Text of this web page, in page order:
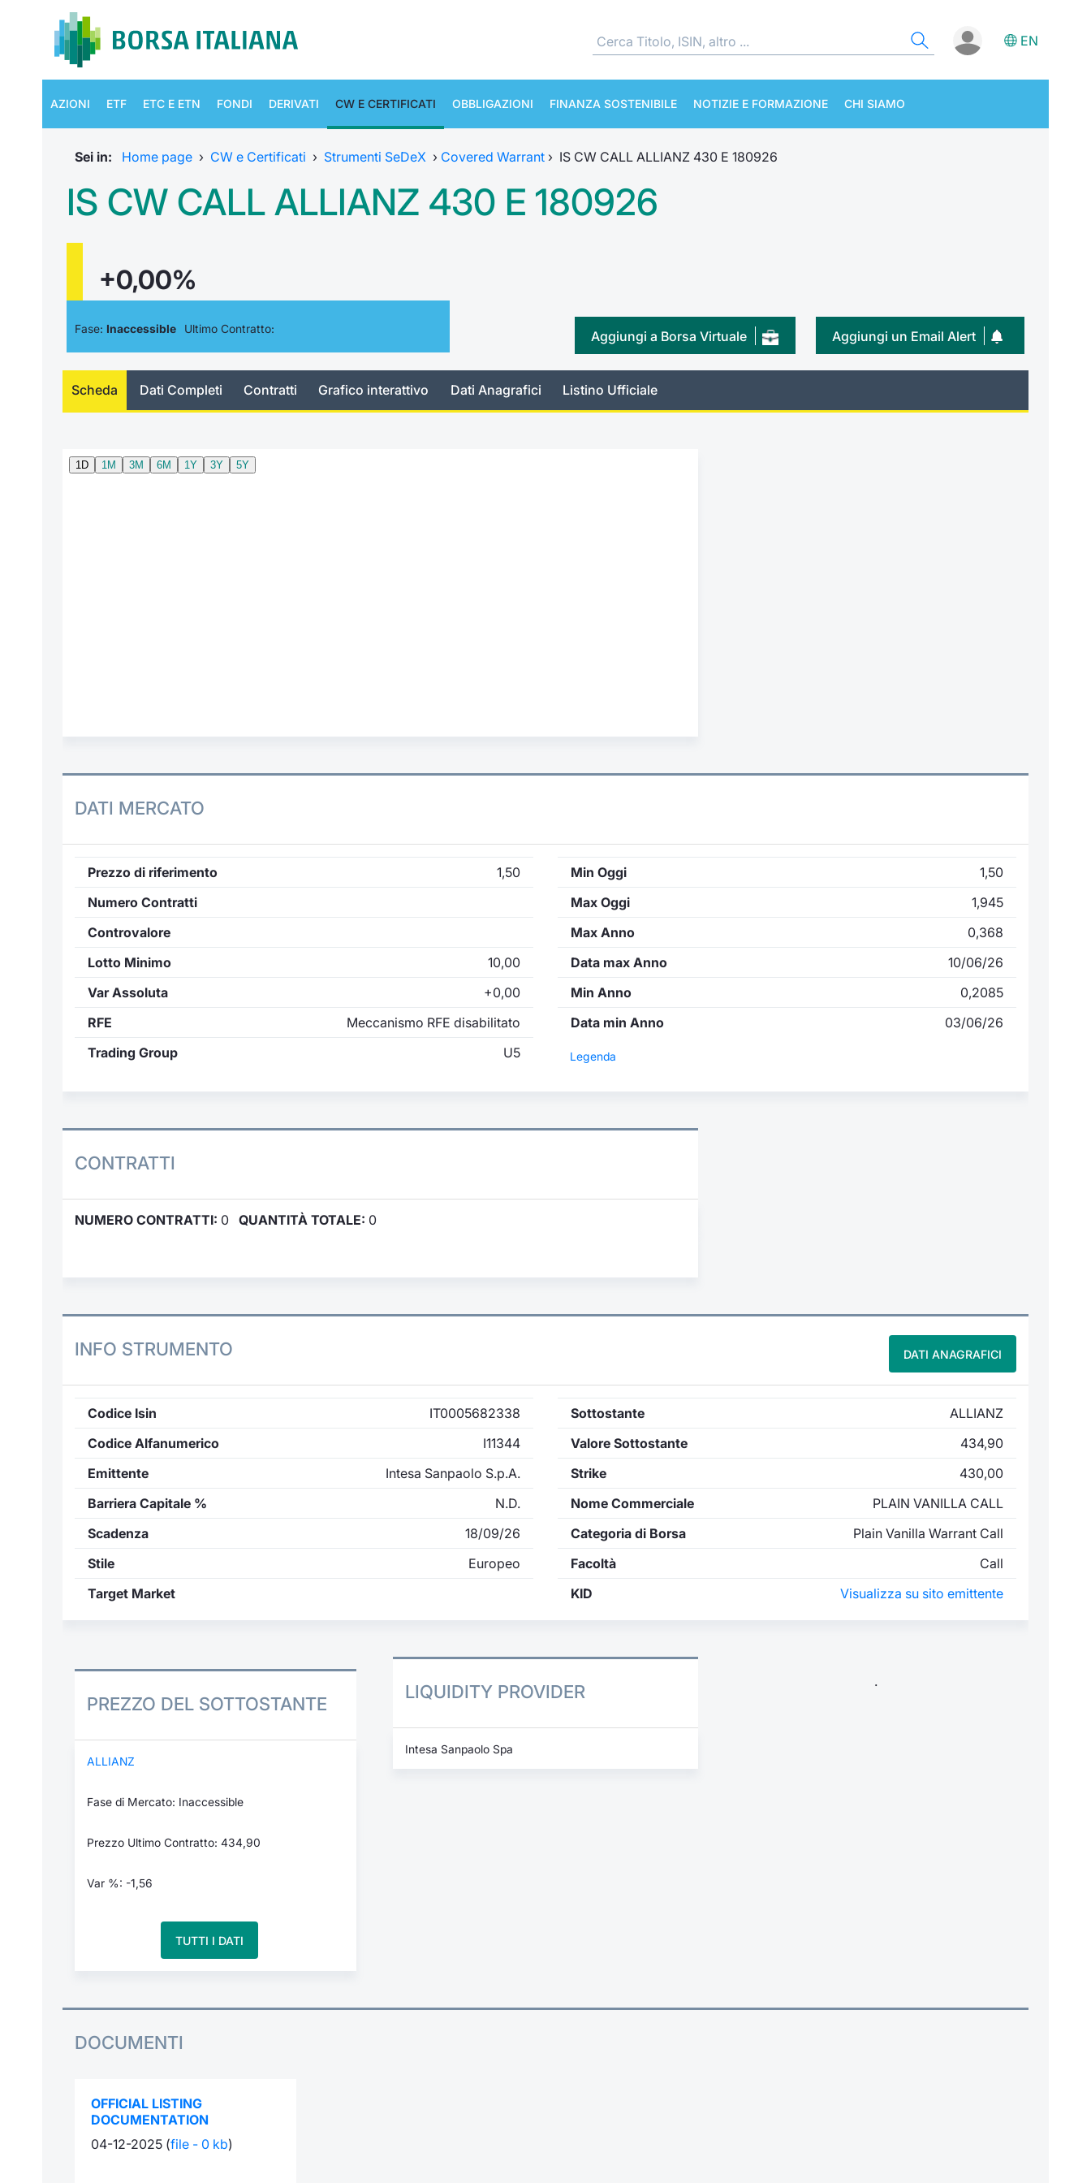
EN
AZIONI ETF ETC E ETN FONDI DERIVATI CW E CERTIFICATI OBBLIGAZIONI FINANZA SOSTENIBILE NOTIZIE E FORMAZIONE CHI SIAMO
Sei in: Home page › CW e Certificati › Strumenti SeDeX › Covered Warrant › IS CW CALL ALLIANZ 430 E 180926
IS CW CALL ALLIANZ 430 E 180926
+0,00%
Fase: Inaccessible Ultimo Contratto: Aggiungi un Email Alert
Aggiungi a Borsa Virtuale
Scheda Dati Completi Contratti Grafico interattivo Dati Anagrafici Listino Ufficiale
DATI MERCATO
Prezzo di riferimento
1,50
Numero Contratti
Controvalore
Lotto Minimo
10,00
Var Assoluta
+0,00
RFE
Meccanismo RFE disabilitato
Trading Group
U5
Min Oggi
1,50
Max Oggi
1,945
Max Anno
0,368
Data max Anno
10/06/26
Min Anno
0,2085
Data min Anno
03/06/26
Legenda
CONTRATTI
NUMERO CONTRATTI: 0 QUANTITÀ TOTALE: 0
INFO STRUMENTO DATI ANAGRAFICI
Codice Isin
IT0005682338
Codice Alfanumerico
I11344
Emittente
Intesa Sanpaolo S.p.A.
Barriera Capitale %
N.D.
Scadenza
18/09/26
Stile
Europeo
Target Market
Sottostante
ALLIANZ
Valore Sottostante
434,90
Strike
430,00
Nome Commerciale
PLAIN VANILLA CALL
Categoria di Borsa
Plain Vanilla Warrant Call
Facoltà
Call
KID
Visualizza su sito emittente
PREZZO DEL SOTTOSTANTE
ALLIANZ
Fase di Mercato: Inaccessible
Prezzo Ultimo Contratto: 434,90
Var %: -1,56
TUTTI I DATI
LIQUIDITY PROVIDER
Intesa Sanpaolo Spa
.
DOCUMENTI
OFFICIAL LISTING
DOCUMENTATION
04-12-2025 (file - 0 kb)